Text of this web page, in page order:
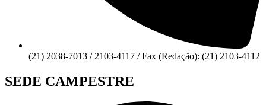
(21) 2038-7013 / 2103-4117 / Fax (Redação): (21) 2103-4112
SEDE CAMPESTRE